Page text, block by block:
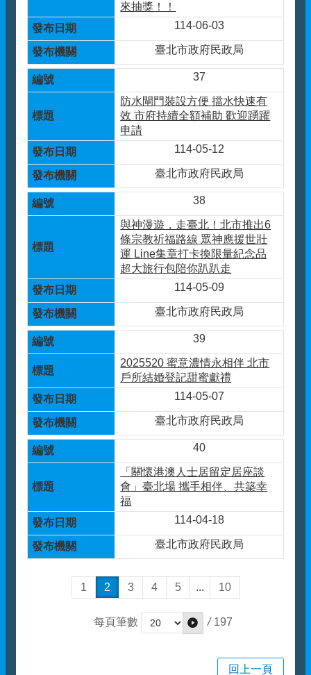
來抽獎！！
114-06-03
臺北市政府民政局
37
防水閘門裝設方便 擋水快速有
效 市府持續全額補助 歡迎踴躍
申請
114-05-12
臺北市政府民政局
38
與神漫遊，走臺北！北市推出6
條宗教祈福路線 眾神應援世壯
運 Line集章打卡換限量紀念品
超大旅行包陪你趴趴走
114-05-09
臺北市政府民政局
39
2025520 蜜意濃情永相伴 北市
戶所結婚登記甜蜜獻禮
114-05-07
臺北市政府民政局
40
「關懷港澳人士居留定居座談
會」臺北場 攜手相伴、共築幸
福
114-04-18
臺北市政府民政局
1 2 3 4 5 ... 10
每頁筆數 / 197
回上一頁